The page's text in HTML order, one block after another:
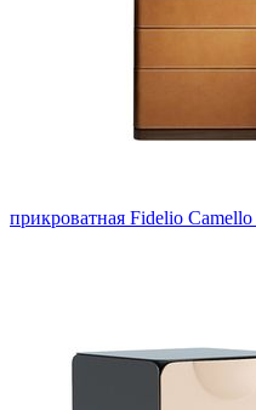
прикроватная Fidelio Camello